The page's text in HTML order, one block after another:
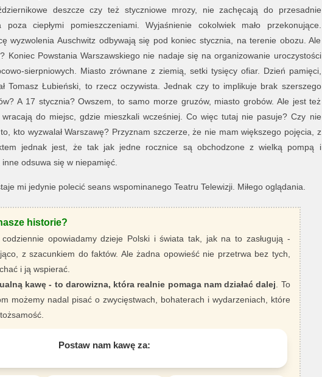
deszcze czy też styczniowe mrozy, nie zachęcają do przesadnie
poza ciepłymi pomieszczeniami. Wyjaśnienie cokolwiek mało przekonujące.
wyzwolenia Auschwitz odbywają się pod koniec stycznia, na terenie obozu. Ale
Koniec Powstania Warszawskiego nie nadaje się na organizowanie uroczystości
sierpniowych. Miasto zrównane z ziemią, setki tysięcy ofiar. Dzień pamięci,
Tomasz Łubieński, to rzecz oczywista. Jednak czy to implikuje brak szerszego
A 17 stycznia? Owszem, to samo morze gruzów, miasto grobów. Ale jest też
do miejsc, gdzie mieszkali wcześniej. Co więc tutaj nie pasuje? Czy nie
kto wyzwalał Warszawę? Przyznam szczerze, że nie mam większego pojęcia, z
jednak jest, że tak jak jedne rocznice są obchodzone z wielką pompą i
odsuwa się w niepamięć.
mi jedynie polecić seans wspominanego Teatru Telewizji. Miłego oglądania.
historie?
opowiadamy dzieje Polski i świata tak, jak na to zasługują -
z szacunkiem do faktów. Ale żadna opowieść nie przetrwa bez tych,
i ją wspierać.
kawę - to darowizna, która realnie pomaga nam działać dalej . To
możemy nadal pisać o zwycięstwach, bohaterach i wydarzeniach, które
Postaw nam kawę za: